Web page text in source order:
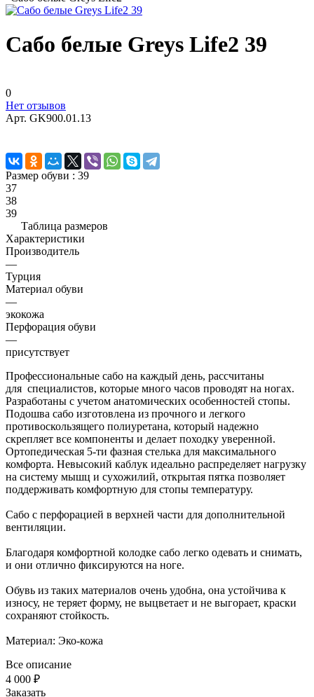
Сабо белые Greys Life2 39
0
Нет отзывов
Арт. GK900.01.13
Размер обуви : 39
37
38
39
Таблица размеров
Характеристики
Производитель
—
Турция
Материал обуви
—
экокожа
Перфорация обуви
—
присутствует
Профессиональные сабо на каждый день, рассчитаны
для специалистов, которые много часов проводят на ногах.
Разработаны с учетом анатомических особенностей стопы.
Подошва сабо изготовлена из прочного и легкого
противоскользящего полиуретана, который надежно
скрепляет все компоненты и делает походку уверенной.
Ортопедическая 5-ти фазная стелька для максимального
комфорта. Невысокий каблук идеально распределяет нагрузку
на систему мышц и сухожилий, открытая пятка позволяет
поддерживать комфортную для стопы температуру.
Сабо с перфорацией в верхней части для дополнительной
вентиляции.
Благодаря комфортной колодке сабо легко одевать и снимать,
и они отлично фиксируются на ноге.
Обувь из таких материалов очень удобна, она устойчива к
износу, не теряет форму, не выцветает и не выгорает, краски
сохраняют стойкость.
Материал: Эко-кожа
Все описание
4 000 ₽
Заказать